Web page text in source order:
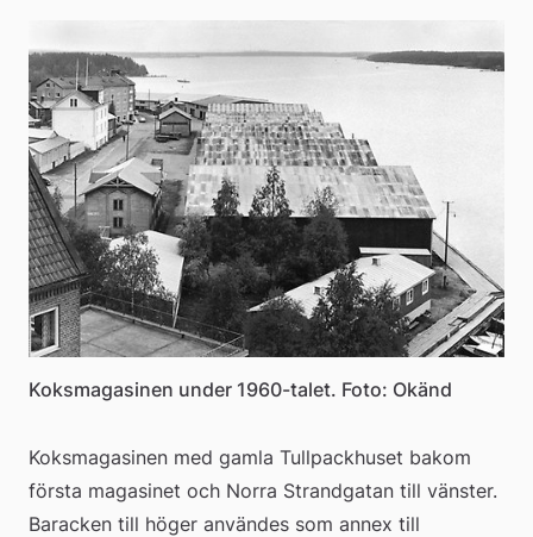
Koksmagasinen under 1960-talet. Foto: Okänd
Koksmagasinen med gamla Tullpackhuset bakom
första magasinet och Norra Strandgatan till vänster.
Baracken till höger användes som annex till